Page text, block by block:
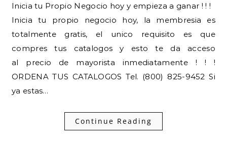
Inicia tu Propio Negocio hoy y empieza a ganar ! ! !
Inicia tu propio negocio hoy, la membresia es
totalmente gratis, el unico requisito es que
compres tus catalogos y esto te da acceso
al precio de mayorista inmediatamente ! ! !
ORDENA TUS CATALOGOS Tel. (800) 825-9452 Si
ya estas…
Continue Reading